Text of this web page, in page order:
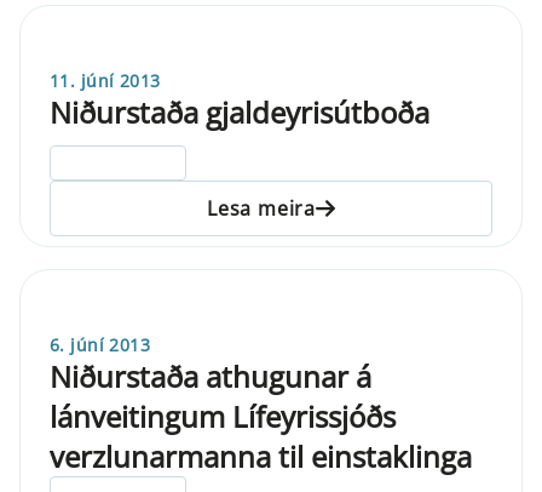
11. júní 2013
Niðurstaða gjaldeyrisútboða
Lesa meira
6. júní 2013
Niðurstaða athugunar á
lánveitingum Lífeyrissjóðs
verzlunarmanna til einstaklinga